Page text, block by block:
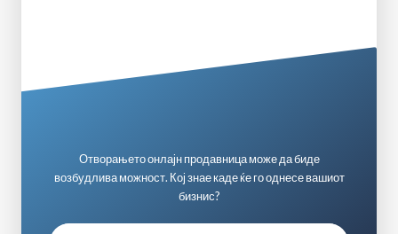
Отворањето онлајн продавница може да биде
возбудлива можност. Кој знае каде ќе го однесе вашиот
бизнис?